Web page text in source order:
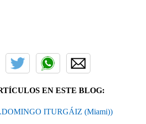
EN ESTE BLOG:
ITURGÁIZ (Miami))